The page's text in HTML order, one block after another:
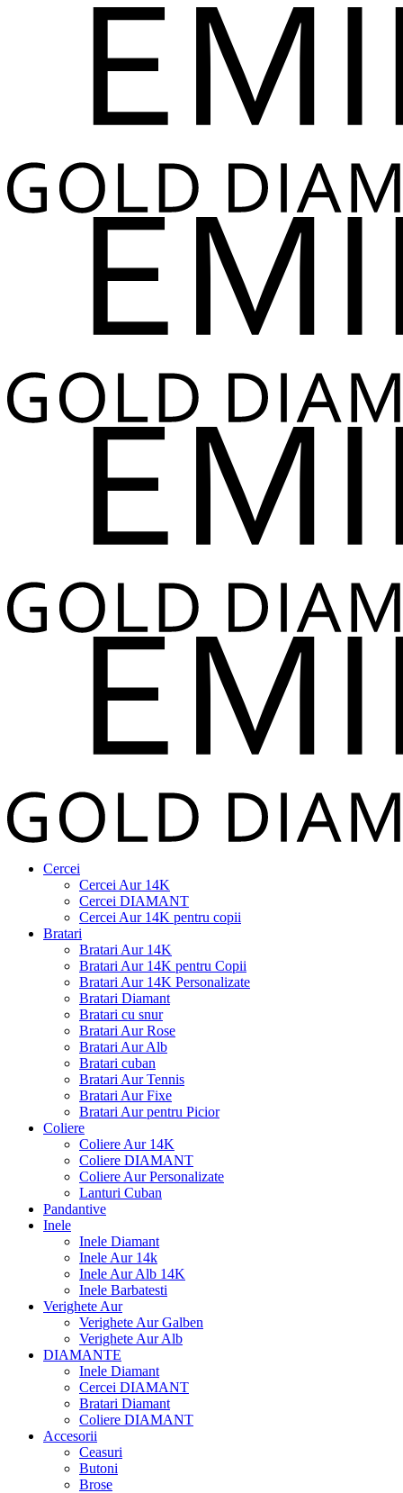
Cercei
Cercei Aur 14K
Cercei DIAMANT
Cercei Aur 14K pentru copii
Bratari
Bratari Aur 14K
Bratari Aur 14K pentru Copii
Bratari Aur 14K Personalizate
Bratari Diamant
Bratari cu snur
Bratari Aur Rose
Bratari Aur Alb
Bratari cuban
Bratari Aur Tennis
Bratari Aur Fixe
Bratari Aur pentru Picior
Coliere
Coliere Aur 14K
Coliere DIAMANT
Coliere Aur Personalizate
Lanturi Cuban
Pandantive
Inele
Inele Diamant
Inele Aur 14k
Inele Aur Alb 14K
Inele Barbatesti
Verighete Aur
Verighete Aur Galben
Verighete Aur Alb
DIAMANTE
Inele Diamant
Cercei DIAMANT
Bratari Diamant
Coliere DIAMANT
Accesorii
Ceasuri
Butoni
Brose